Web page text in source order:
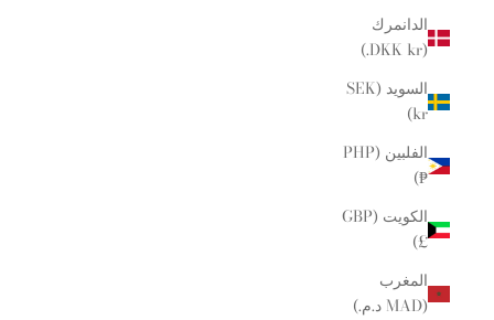
الدانمرك
(DKK kr.)
السويد (SEK
kr)
الفلبين (PHP
₱)
الكويت (GBP
£)
المغرب
(MAD د.م.)